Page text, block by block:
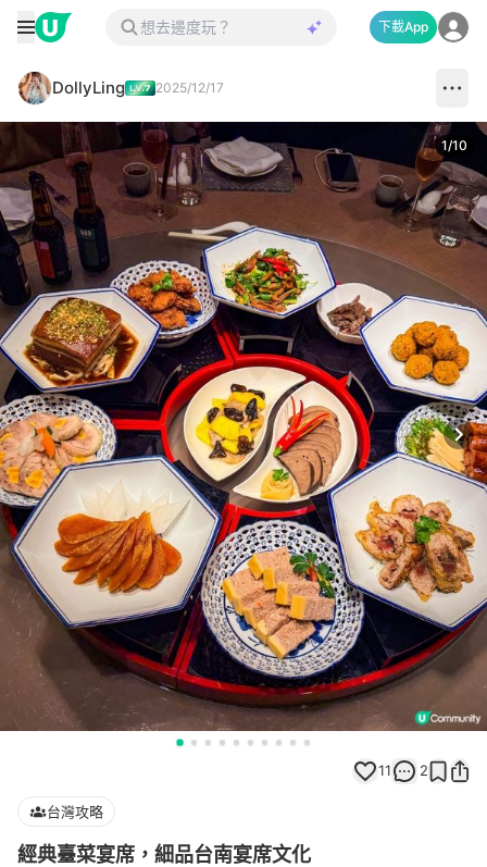
下載App
DollyLing 2025/12/17
1/10
11 2
台灣攻略
經典臺菜宴席，細品台南宴席文化